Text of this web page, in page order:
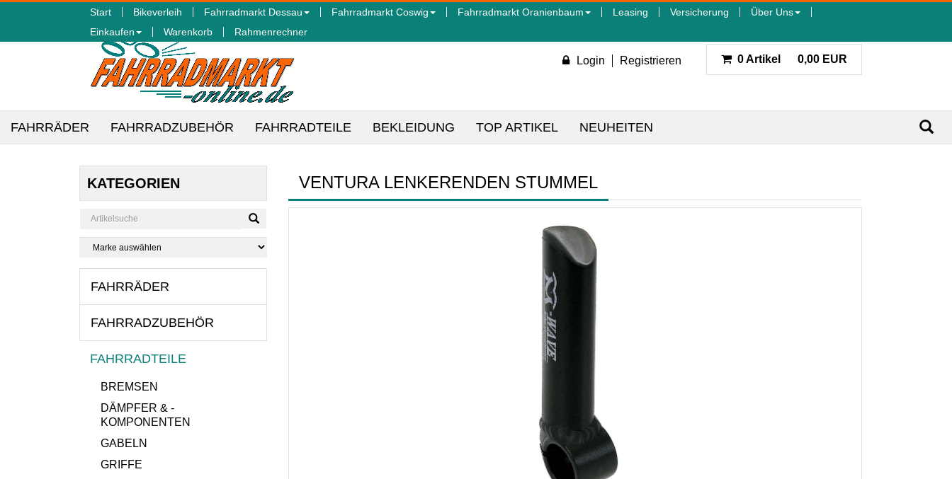
Start Bikeverleih Fahrradmarkt Dessau Fahrradmarkt Coswig Fahrradmarkt Oranienbaum Leasing Versicherung
Über Uns
Einkaufen
Warenkorb Rahmenrechner
Login Registrieren 0 Artikel 0,00 EUR
FAHRRÄDER FAHRRADZUBEHÖR FAHRRADTEILE BEKLEIDUNG TOP ARTIKEL NEUHEITEN
KATEGORIEN
FAHRRÄDER
FAHRRADZUBEHÖR
FAHRRADTEILE
BREMSEN
DÄMPFER & -
KOMPONENTEN
GABELN
GRIFFE
VENTURA LENKERENDEN STUMMEL